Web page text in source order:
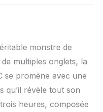
monstre de
multiples onglets, la
se promène avec une
qu’il révèle tout son
heures, composée